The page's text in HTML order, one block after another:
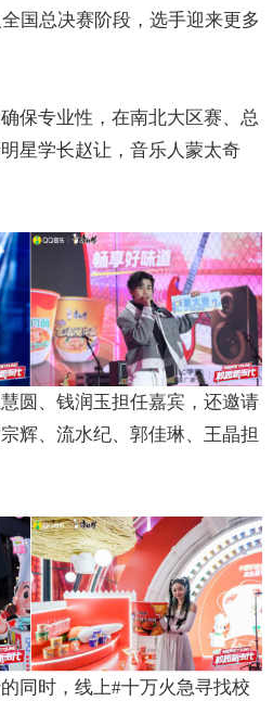
国总决赛阶段，选手迎来更多
保专业性，在南北大区赛、总
星学长赵让，音乐人蒙太奇
圆、钱润玉担任嘉宾，还邀请
辉、流水纪、郭佳琳、王晶担
同时，线上#十万火急寻找校